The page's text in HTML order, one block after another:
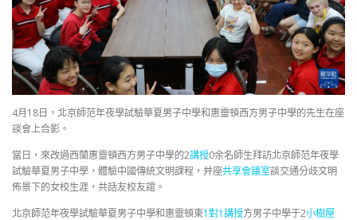
4月18日，北京師范年夜學試驗華夏男子中學和惠靈頓西方男子中學的先生在座
談會上合影。
當日，來改過西蘭惠靈頓西方男子中學的2講授0余名師生拜訪北京師范年夜學
試驗華夏男子中學，體驗中國傳統文明課程，并座共享會議室談交通分歧文明
佈景下的女校生涯，共話友校友誼。
北京師范年夜學試驗華夏男子中學和惠靈頓東1對1講授方男子中學于2小樹屋